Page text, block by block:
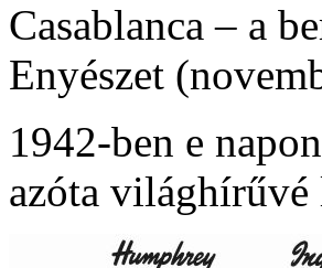
Casablanca – a
Enyészet
1942-ben e
azóta